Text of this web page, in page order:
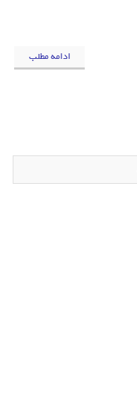
ادامه مطلب